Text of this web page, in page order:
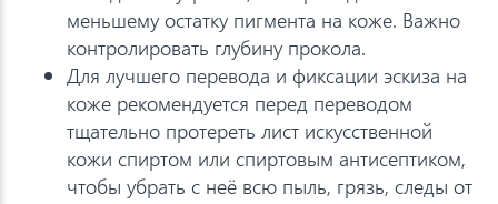
меньшему остатку пигмента на коже. Важно
контролировать глубину прокола.
Для лучшего перевода и фиксации эскиза на
коже рекомендуется перед переводом
тщательно протереть лист искусственной
кожи спиртом или спиртовым антисептиком,
чтобы убрать с неё всю пыль, грязь, следы от